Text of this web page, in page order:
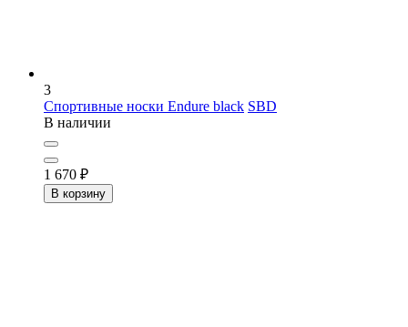
3
Спортивные носки Endure black SBD
В наличии
1 670 ₽
В корзину